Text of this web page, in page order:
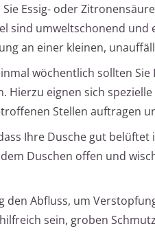
Essig- oder
sind umweltschonend und
an einer kleinen,
wöchentlich sollten
Hierzu eignen sich
Stellen auftragen
Ihre Dusche gut
Duschen offen und
den Abfluss, um
sein, groben